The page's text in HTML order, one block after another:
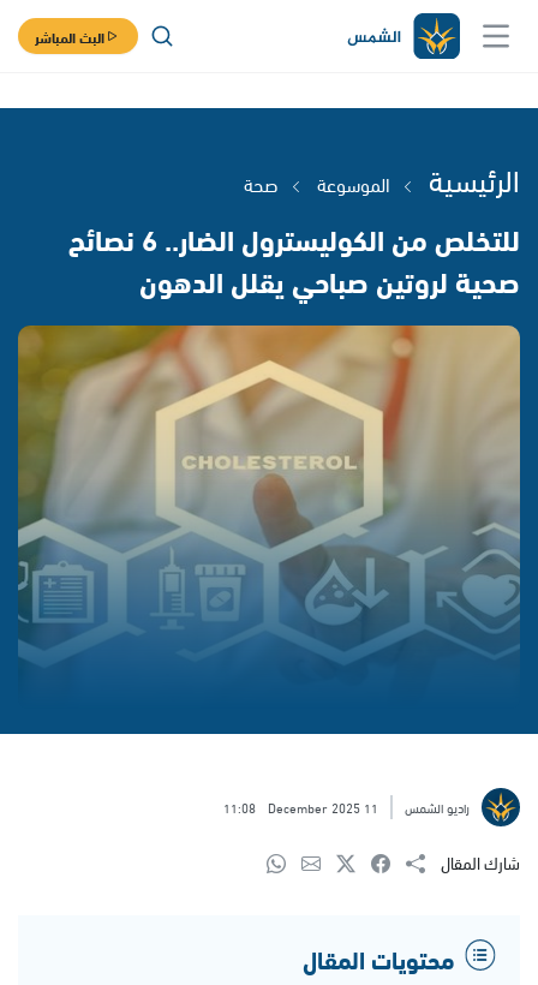
البث المباشر
الرئيسية الموسوعة صحة
للتخلص من الكوليسترول الضار.. 6 نصائح
صحية لروتين صباحي يقلل الدهون
راديو الشمس 11 December 2025
11:08
شارك المقال
محتويات المقال